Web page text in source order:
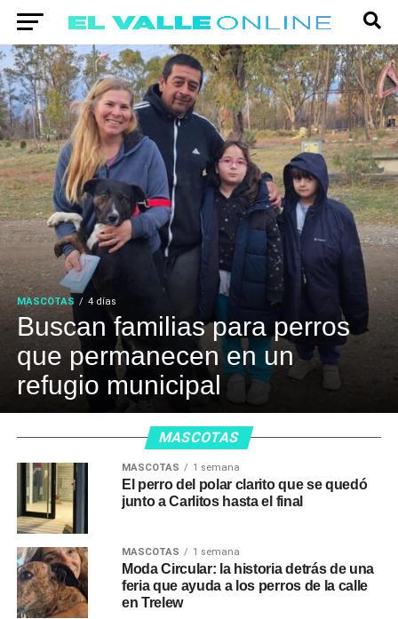
MASCOTAS 4 días
Buscan familias para perros
que permanecen en un
refugio municipal
MASCOTAS
MASCOTAS 1 semana
El perro del polar clarito que se quedó
junto a Carlitos hasta el final
MASCOTAS 1 semana
Moda Circular: la historia detrás de una
feria que ayuda a los perros de la calle
en Trelew